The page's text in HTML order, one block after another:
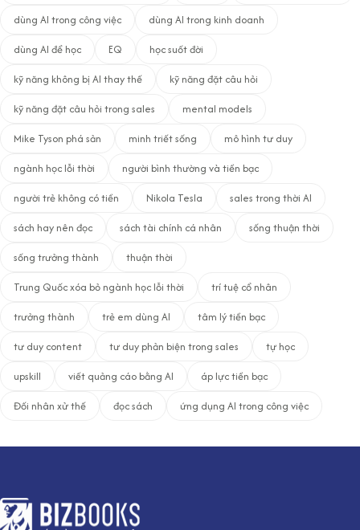
dùng AI trong công việc
dùng AI trong kinh doanh
dùng AI để học
EQ
học suốt đời
kỹ năng không bị AI thay thế
kỹ năng đặt câu hỏi
kỹ năng đặt câu hỏi trong sales
mental models
Mike Tyson phá sản
minh triết sống
mô hình tư duy
ngành học lỗi thời
người bình thường và tiền bạc
người trẻ không có tiền
Nikola Tesla
sales trong thời AI
sách hay nên đọc
sách tài chính cá nhân
sống thuận thời
sống trưởng thành
thuận thời
Trung Quốc xóa bỏ ngành học lỗi thời
trí tuệ cổ nhân
trưởng thành
trẻ em dùng AI
tâm lý tiền bạc
tư duy content
tư duy phản biện trong sales
tự học
upskill
viết quảng cáo bằng AI
áp lực tiền bạc
Đối nhân xử thế
đọc sách ứng dụng AI trong công việc